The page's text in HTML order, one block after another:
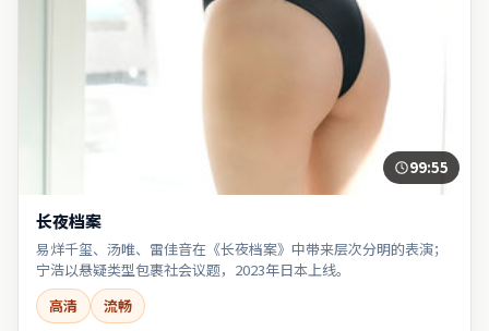
99:55
长夜档案
易烊千玺、汤唯、雷佳音在《长夜档案》中带来层次分明的表演；
宁浩以悬疑类型包裹社会议题，2023年日本上线。
高清
流畅